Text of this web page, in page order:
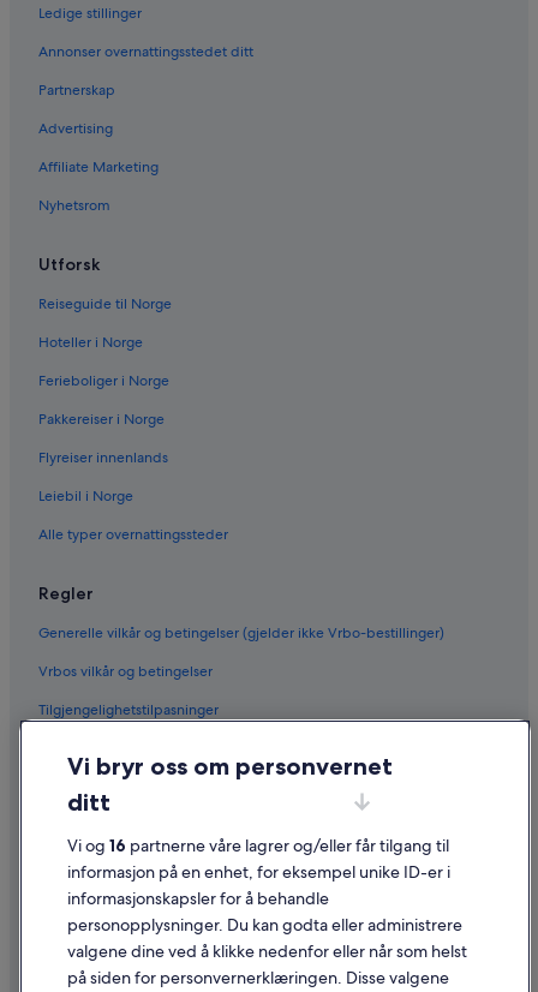
Ledige stillinger
Annonser overnattingsstedet ditt
Partnerskap
Advertising
Affiliate Marketing
Nyhetsrom
Utforsk
Reiseguide til Norge
Hoteller i Norge
Ferieboliger i Norge
Pakkereiser i Norge
Flyreiser innenlands
Leiebil i Norge
Alle typer overnattingssteder
Regler
Generelle vilkår og betingelser (gjelder ikke Vrbo-bestillinger)
Vrbos vilkår og betingelser
Tilgjengelighetstilpasninger
Informasjonskapsler
Juridisk informasjon / kontakt oss
Retningslinjer for innhold og rapportering av innhold
Hjelp
Vi bryr oss om personvernet
ditt
Vi og 16 partnerne våre lagrer og/eller får tilgang til
informasjon på en enhet, for eksempel unike ID-er i
informasjonskapsler for å behandle
personopplysninger. Du kan godta eller administrere
valgene dine ved å klikke nedenfor eller når som helst
på siden for personvernerklæringen. Disse valgene